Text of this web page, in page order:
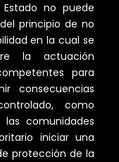
no puede
principio de no
en la cual se
la actuación
para
consecuencias
como
comunidades
iniciar una
protección de la